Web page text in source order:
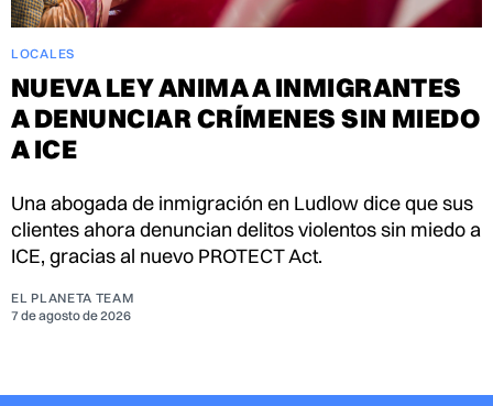
LOCALES
NUEVA LEY ANIMA A INMIGRANTES
A DENUNCIAR CRÍMENES SIN MIEDO
A ICE
Una abogada de inmigración en Ludlow dice que sus
clientes ahora denuncian delitos violentos sin miedo a
ICE, gracias al nuevo PROTECT Act.
EL PLANETA TEAM
7 de agosto de 2026